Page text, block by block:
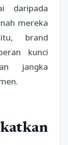
daripada
mereka
brand
kunci
jangka